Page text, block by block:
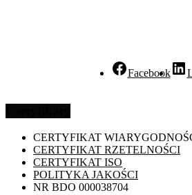
Facebook
CERTYFIKAT
CERTYFIKAT RZETELNOŚCI
CERTYFIKAT ISO
POLITYKA JAKOŚCI
NR BDO 000038704